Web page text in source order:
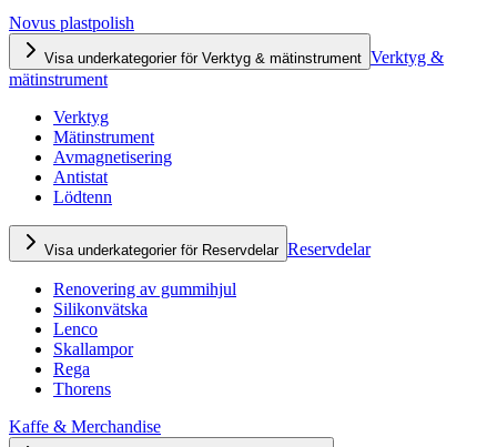
Novus plastpolish
Visa underkategorier för Verktyg & mätinstrument Verktyg &
mätinstrument
Verktyg
Mätinstrument
Avmagnetisering
Antistat
Lödtenn
Visa underkategorier för Reservdelar Reservdelar
Renovering av gummihjul
Silikonvätska
Lenco
Skallampor
Rega
Thorens
Kaffe & Merchandise